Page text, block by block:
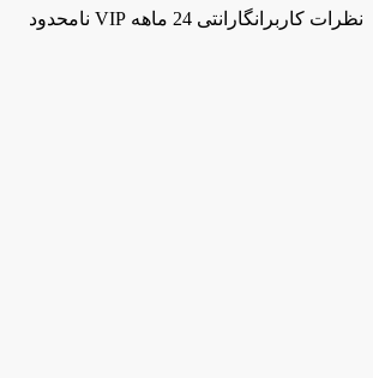
نظرات کاربرانگارانتی 24 ماهه VIP نامحدود